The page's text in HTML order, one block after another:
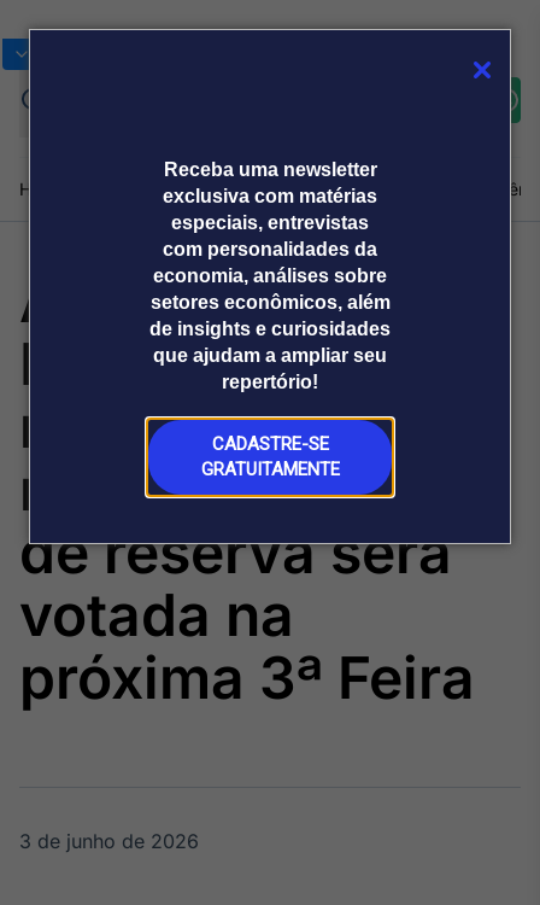
Receba uma newsletter
exclusiva com matérias
especiais, entrevistas
com personalidades da
economia, análises sobre
setores econômicos, além
de insights e curiosidades
que ajudam a ampliar seu
repertório!
CADASTRE-SE
GRATUITAMENTE
Home Produtos e soluçõesNotíciasBlogWeekend
Broadcast
Broadcast+
O mercado
financeiro em
tempo real
Broadcast
Agro
Tudo sobre o
agronegócio
Sobre nós Releases Broadcast
Prêmio Broadcast
Analistas
Prêmio Broadcast
Empresas
Agências de
comunicação
Releases
Aneel:
Homologação
restante do
resultado leilão
de reserva será
votada na
próxima 3ª Feira
3 de junho de 2026